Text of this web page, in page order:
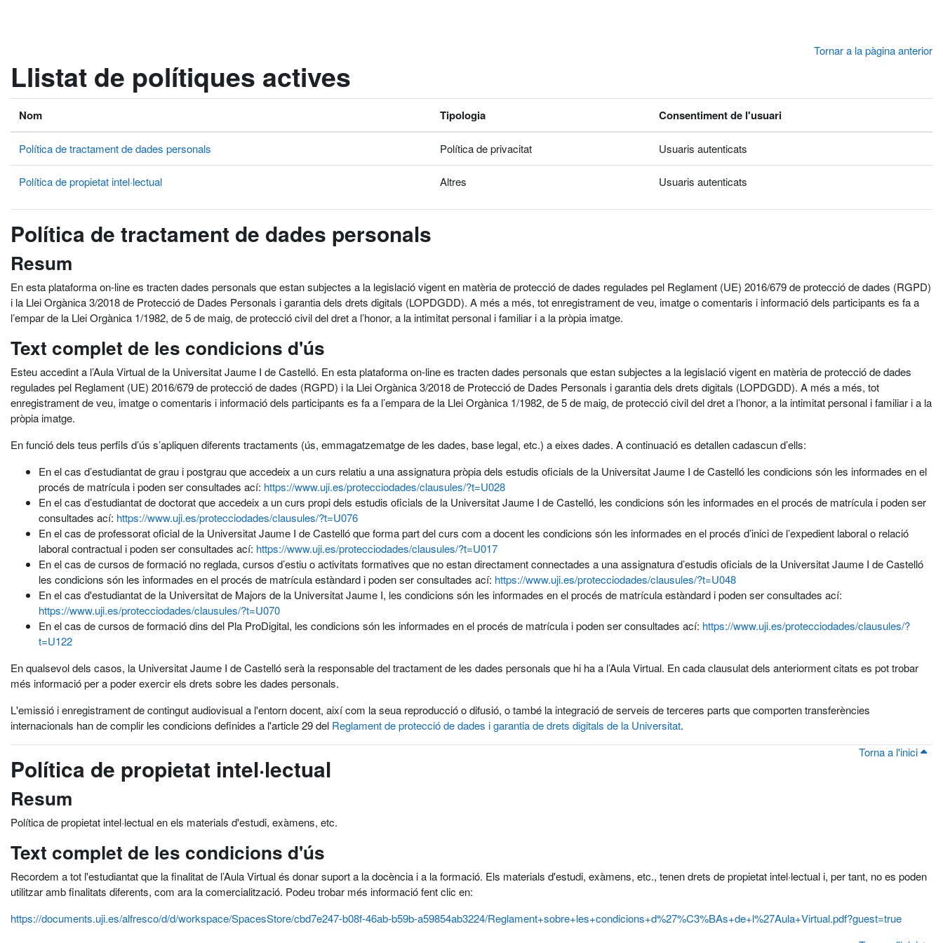
Tornar a la pàgina anterior
Llistat de polítiques actives
Nom Tipologia Consentiment de l'usuari
Política de tractament de dades personals Política de privacitat Usuaris autenticats
Política de propietat intel·lectual Altres Usuaris autenticats
Política de tractament de dades personals
Resum
En esta plataforma on-line es tracten dades personals que estan subjectes a la legislació vigent en matèria de protecció de dades regulades pel Reglament (UE) 2016/679 de protecció de dades (RGPD)
i la Llei Orgànica 3/2018 de Protecció de Dades Personals i garantia dels drets digitals (LOPDGDD). A més a més, tot enregistrament de veu, imatge o comentaris i informació dels participants es fa a
l’empar de la Llei Orgànica 1/1982, de 5 de maig, de protecció civil del dret a l’honor, a la intimitat personal i familiar i a la pròpia imatge.
Text complet de les condicions d'ús
Esteu accedint a l’Aula Virtual de la Universitat Jaume I de Castelló. En esta plataforma on-line es tracten dades personals que estan subjectes a la legislació vigent en matèria de protecció de dades
regulades pel Reglament (UE) 2016/679 de protecció de dades (RGPD) i la Llei Orgànica 3/2018 de Protecció de Dades Personals i garantia dels drets digitals (LOPDGDD). A més a més, tot
enregistrament de veu, imatge o comentaris i informació dels participants es fa a l’empara de la Llei Orgànica 1/1982, de 5 de maig, de protecció civil del dret a l’honor, a la intimitat personal i familiar i a la
pròpia imatge.
En funció dels teus perfils d’ús s’apliquen diferents tractaments (ús, emmagatzematge de les dades, base legal, etc.) a eixes dades. A continuació es detallen cadascun d’ells:
En el cas d’estudiantat de grau i postgrau que accedeix a un curs relatiu a una assignatura pròpia dels estudis oficials de la Universitat Jaume I de Castelló les condicions són les informades en el
procés de matrícula i poden ser consultades ací: https://www.uji.es/protecciodades/clausules/?t=U028
En el cas d’estudiantat de doctorat que accedeix a un curs propi dels estudis oficials de la Universitat Jaume I de Castelló, les condicions són les informades en el procés de matrícula i poden ser
consultades ací: https://www.uji.es/protecciodades/clausules/?t=U076
En el cas de professorat oficial de la Universitat Jaume I de Castelló que forma part del curs com a docent les condicions són les informades en el procés d’inici de l’expedient laboral o relació
laboral contractual i poden ser consultades ací: https://www.uji.es/protecciodades/clausules/?t=U017
En el cas de cursos de formació no reglada, cursos d’estiu o activitats formatives que no estan directament connectades a una assignatura d’estudis oficials de la Universitat Jaume I de Castelló
les condicions són les informades en el procés de matrícula estàndard i poden ser consultades ací: https://www.uji.es/protecciodades/clausules/?t=U048
En el cas d'estudiantat de la Universitat de Majors de la Universitat Jaume I, les condicions són les informades en el procés de matrícula estàndard i poden ser consultades ací:
https://www.uji.es/protecciodades/clausules/?t=U070
En el cas de cursos de formació dins del Pla ProDigital, les condicions són les informades en el procés de matrícula i poden ser consultades ací: https://www.uji.es/protecciodades/clausules/?
t=U122
En qualsevol dels casos, la Universitat Jaume I de Castelló serà la responsable del tractament de les dades personals que hi ha a l’Aula Virtual. En cada clausulat dels anteriorment citats es pot trobar
més informació per a poder exercir els drets sobre les dades personals.
L'emissió i enregistrament de contingut audiovisual a l'entorn docent, així com la seua reproducció o difusió, o també la integració de serveis de terceres parts que comporten transferències
internacionals han de complir les condicions definides a l'article 29 del Reglament de protecció de dades i garantia de drets digitals de la Universitat.
Torna a l'inici
Política de propietat intel·lectual
Resum
Política de propietat intel·lectual en els materials d'estudi, exàmens, etc.
Text complet de les condicions d'ús
Recordem a tot l'estudiantat que la finalitat de l’Aula Virtual és donar suport a la docència i a la formació. Els materials d'estudi, exàmens, etc., tenen drets de propietat intel·lectual i, per tant, no es poden
utilitzar amb finalitats diferents, com ara la comercialització. Podeu trobar més informació fent clic en:
https://documents.uji.es/alfresco/d/d/workspace/SpacesStore/cbd7e247-b08f-46ab-b59b-a59854ab3224/Reglament+sobre+les+condicions+d%27%C3%BAs+de+l%27Aula+Virtual.pdf?guest=true